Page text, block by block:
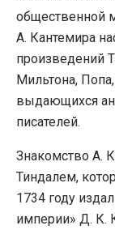
общественной
А. Кантемира
произведений
Мильтона,
выдающихся
писателей.
Знакомство А.
Тиндалем,
1734 году
империи» Д. К.